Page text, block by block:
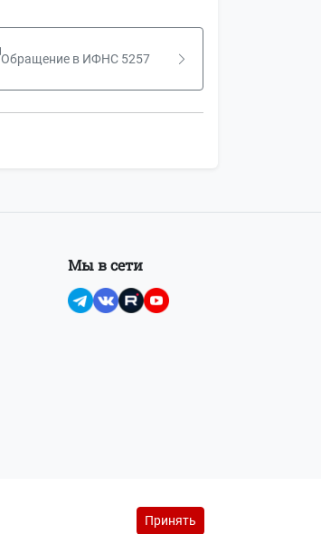
Обращение в ИФНС 5257
Мы в сети
Принять